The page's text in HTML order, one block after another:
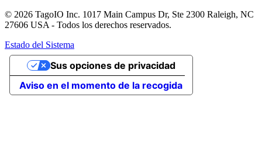
© 2026 TagoIO Inc. 1017 Main Campus Dr, Ste 2300 Raleigh, NC
27606 USA - Todos los derechos reservados.
Estado del Sistema
Aviso en el momento de la recogida
Sus opciones de privacidad